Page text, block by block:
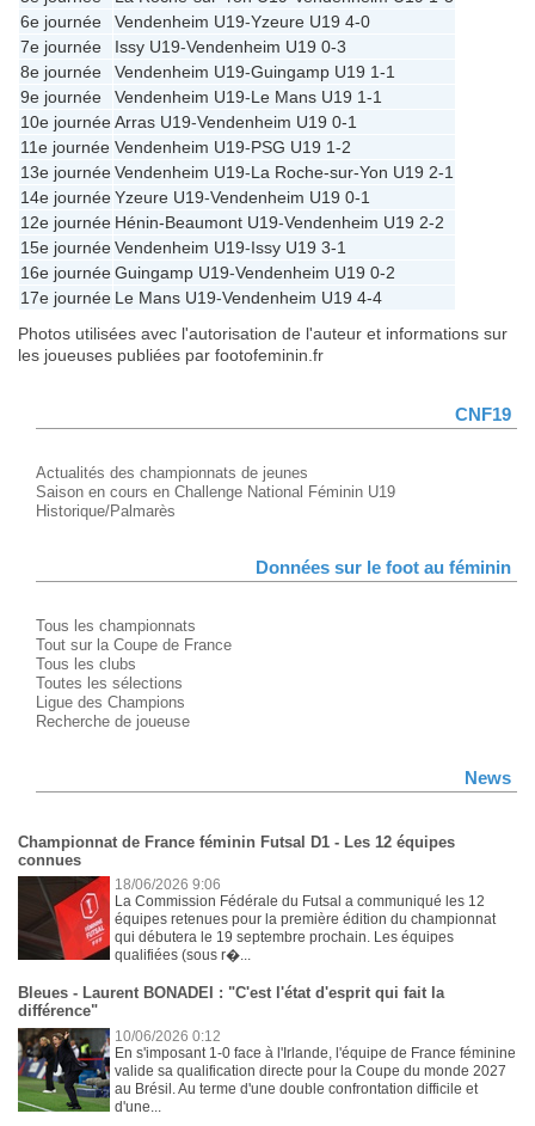
6e journée
Vendenheim U19-Yzeure U19 4-0
7e journée
Issy U19-Vendenheim U19 0-3
8e journée
Vendenheim U19-Guingamp U19 1-1
9e journée
Vendenheim U19-Le Mans U19 1-1
10e journéeArras U19-Vendenheim U19 0-1
11e journée Vendenheim U19-PSG U19 1-2
13e journéeVendenheim U19-La Roche-sur-Yon U19 2-1
14e journéeYzeure U19-Vendenheim U19 0-1
12e journée Hénin-Beaumont U19-Vendenheim U19 2-2
15e journéeVendenheim U19-Issy U19 3-1
16e journéeGuingamp U19-Vendenheim U19 0-2
17e journée Le Mans U19-Vendenheim U19 4-4
Photos utilisées avec l'autorisation de l'auteur et informations sur
les joueuses publiées par footofeminin.fr
CNF19
Actualités des championnats de jeunes
Saison en cours en Challenge National Féminin U19
Historique/Palmarès
Données sur le foot au féminin
Tous les championnats
Tout sur la Coupe de France
Tous les clubs
Toutes les sélections
Ligue des Champions
Recherche de joueuse
News
Championnat de France féminin Futsal D1 - Les 12 équipes
connues
18/06/2026 9:06
La Commission Fédérale du Futsal a communiqué les 12
équipes retenues pour la première édition du championnat
qui débutera le 19 septembre prochain. Les équipes
qualifiées (sous r�...
Bleues - Laurent BONADEI : "C'est l'état d'esprit qui fait la
différence"
10/06/2026 0:12
En s'imposant 1-0 face à l'Irlande, l'équipe de France féminine
valide sa qualification directe pour la Coupe du monde 2027
au Brésil. Au terme d'une double confrontation difficile et
d'une...